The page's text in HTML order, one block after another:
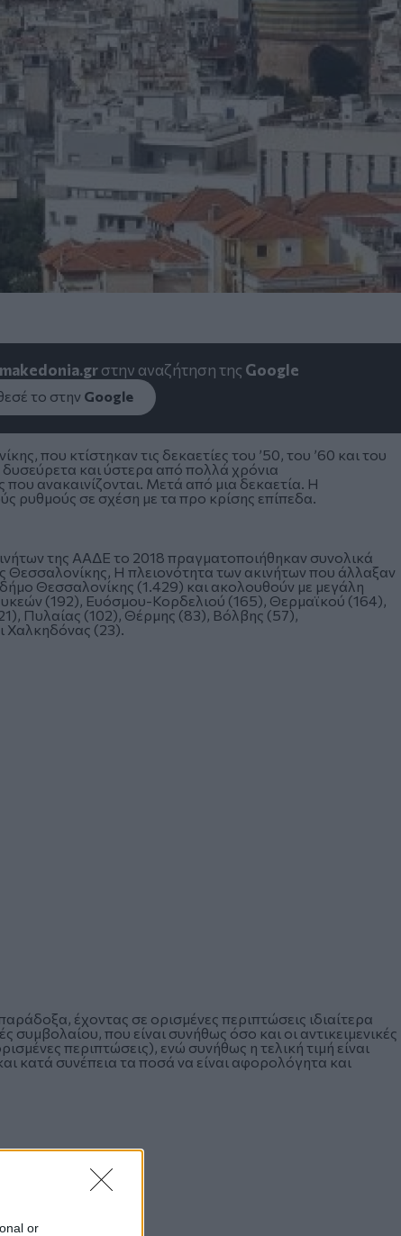
or
στην αναζήτηση της Google
το στην Google
που κτίστηκαν τις δεκαετίες του ’50, του ’60 και του
δυσεύρετα και ύστερα από πολλά χρόνια
ανακαινίζονται. Μετά από μια δεκαετία. Η
ρυθμούς σε σχέση με τα προ κρίσης επίπεδα.
της ΑΑΔΕ το 2018 πραγματοποιήθηκαν συνολικά
Θεσσαλονίκης, Η πλειονότητα των ακινήτων που άλλαξαν
Θεσσαλονίκης (1.429) και ακολουθούν με μεγάλη
(192), Ευόσμου-Κορδελιού (165), Θερμαϊκού (164),
Πυλαίας (102), Θέρμης (83), Βόλβης (57),
(23).
έχοντας σε ορισμένες περιπτώσεις ιδιαίτερα
συμβολαίου, που είναι συνήθως όσο και οι αντικειμενικές
περιπτώσεις), ενώ συνήθως η τελική τιμή είναι
κατά συνέπεια τα ποσά να είναι αφορολόγητα και